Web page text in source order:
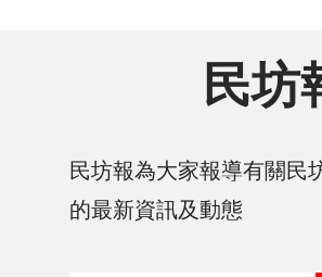
民坊
民坊報為大家報導有關民
的最新資訊及動態